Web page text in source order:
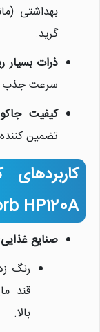
گرید.
ذرات بسیار
سرعت جذب
کیفیت
تضمین
HP120A
صنایع غذایی
رنگ
قند
بالا.